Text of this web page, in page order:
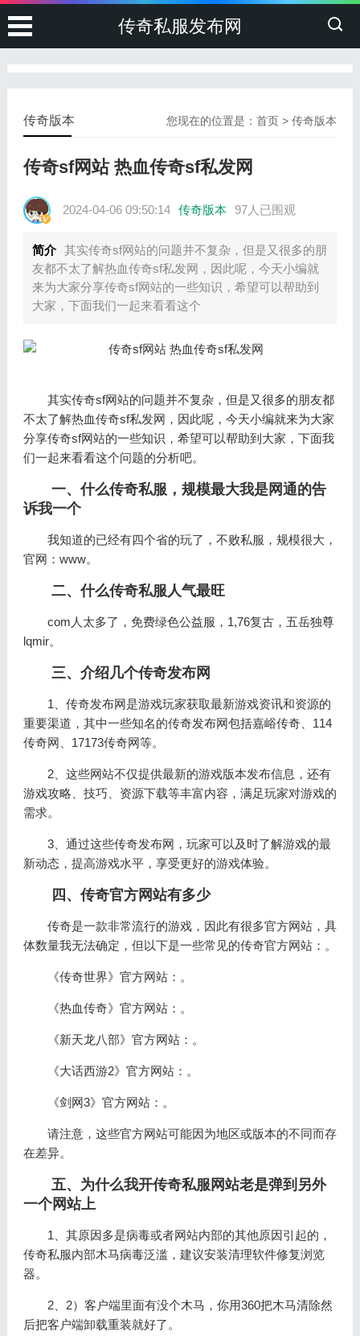
传奇私服发布网
您现在的位置是：首页 >传奇版本
传奇版本
传奇sf网站 热血传奇sf私发网
2024-04-06 09:50:14 传奇版本 97人已围观
简介 其实传奇sf网站的问题并不复杂，但是又很多的朋
友都不太了解热血传奇sf私发网，因此呢，今天小编就
来为大家分享传奇sf网站的一些知识，希望可以帮助到
大家，下面我们一起来看看这个
其实传奇sf网站的问题并不复杂，但是又很多的朋友都
不太了解热血传奇sf私发网，因此呢，今天小编就来为大家
分享传奇sf网站的一些知识，希望可以帮助到大家，下面我
们一起来看看这个问题的分析吧。
一、什么传奇私服，规模最大我是网通的告
诉我一个
我知道的已经有四个省的玩了，不败私服，规模很大，
官网：www。
二、什么传奇私服人气最旺
com人太多了，免费绿色公益服，1,76复古，五岳独尊
lqmir。
三、介绍几个传奇发布网
1、传奇发布网是游戏玩家获取最新游戏资讯和资源的
重要渠道，其中一些知名的传奇发布网包括嘉峪传奇、114
传奇网、17173传奇网等。
2、这些网站不仅提供最新的游戏版本发布信息，还有
游戏攻略、技巧、资源下载等丰富内容，满足玩家对游戏的
需求。
3、通过这些传奇发布网，玩家可以及时了解游戏的最
新动态，提高游戏水平，享受更好的游戏体验。
四、传奇官方网站有多少
传奇是一款非常流行的游戏，因此有很多官方网站，具
体数量我无法确定，但以下是一些常见的传奇官方网站：。
《传奇世界》官方网站：。
《热血传奇》官方网站：。
《新天龙八部》官方网站：。
《大话西游2》官方网站：。
《剑网3》官方网站：。
请注意，这些官方网站可能因为地区或版本的不同而存
在差异。
五、为什么我开传奇私服网站老是弹到另外
一个网站上
1、其原因多是病毒或者网站内部的其他原因引起的，
传奇私服内部木马病毒泛滥，建议安装清理软件修复浏览
器。
2、2）客户端里面有没个木马，你用360把木马清除然
后把客户端卸载重装就好了。